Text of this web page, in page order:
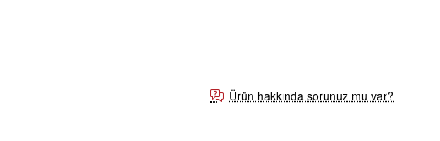
Ürün hakkında sorunuz mu var?